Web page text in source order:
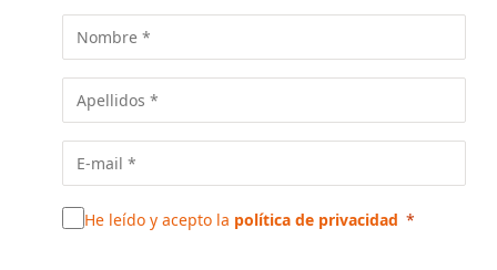
de conferencias ‘Fer metròpoli’ de Foment del
Treball y expone su planteamiento de ciudad
He leído y acepto la política de privacidad